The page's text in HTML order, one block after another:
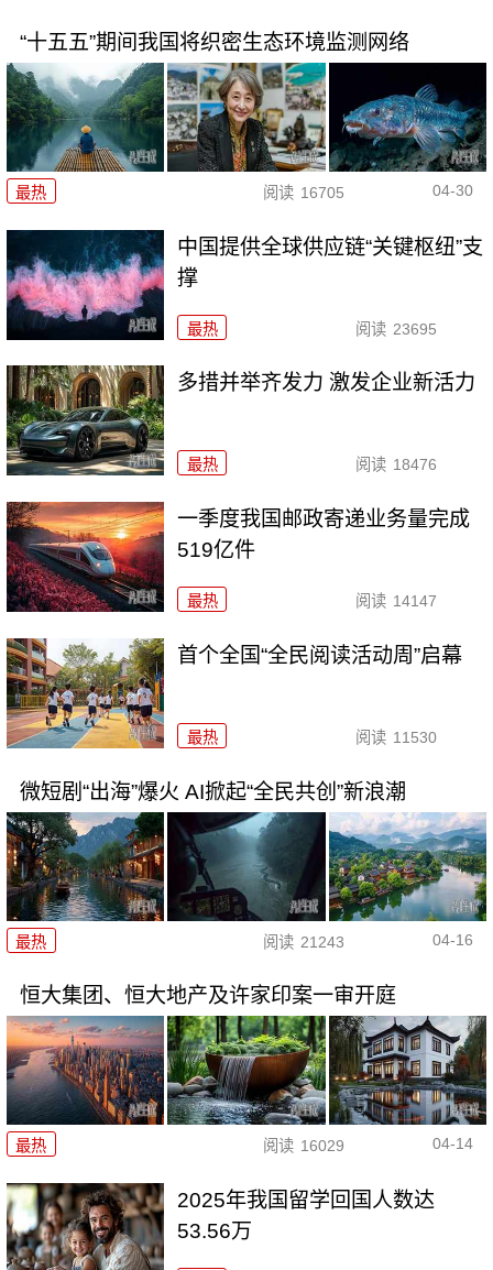
“十五五”期间我国将织密生态环境监测网络
最热 阅读 16705 04-30
中国提供全球供应链“关键枢纽”支
撑
最热 阅读 23695
多措并举齐发力 激发企业新活力
最热 阅读 18476
一季度我国邮政寄递业务量完成
519亿件
最热 阅读 14147
首个全国“全民阅读活动周”启幕
最热 阅读 11530
微短剧“出海”爆火 AI掀起“全民共创”新浪潮
最热 阅读 21243 04-16
恒大集团、恒大地产及许家印案一审开庭
最热 阅读 16029 04-14
2025年我国留学回国人数达
53.56万